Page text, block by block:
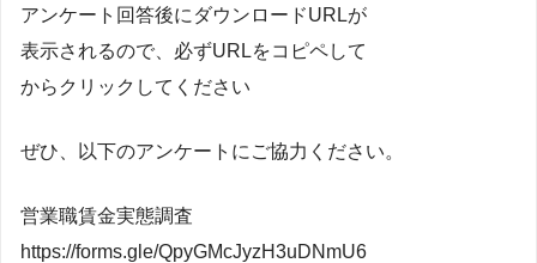
アンケート回答後にダウンロードURLが
表示されるので、必ずURLをコピペして
からクリックしてください
ぜひ、以下のアンケートにご協力ください。
営業職賃金実態調査
https://forms.gle/QpyGMcJyzH3uDNmU6